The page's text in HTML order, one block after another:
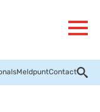
MeldpuntContact